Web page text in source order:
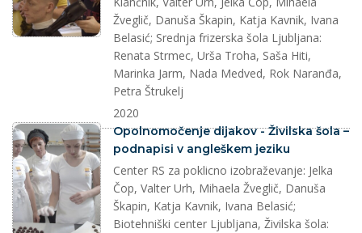
Žveglič, Danuša Škapin, Katja Kavnik, Ivana
Belasić; Srednja frizerska šola Ljubljana:
Renata Strmec, Urša Troha, Saša Hiti,
Marinka Jarm, Nada Medved, Rok Naranđa,
Petra Štrukelj
2020
splet
Opolnomočenje dijakov - Živilska šola –
podnapisi v angleškem jeziku
Center RS za poklicno izobraževanje: Jelka
Čop, Valter Urh, Mihaela Žveglič, Danuša
Škapin, Katja Kavnik, Ivana Belasić;
Biotehniški center Ljubljana, Živilska šola: